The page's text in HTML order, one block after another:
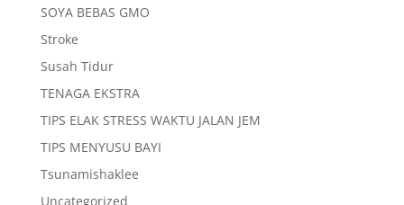
SOYA BEBAS GMO
Stroke
Susah Tidur
TENAGA EKSTRA
TIPS ELAK STRESS WAKTU JALAN JEM
TIPS MENYUSU BAYI
Tsunamishaklee
Uncategorized